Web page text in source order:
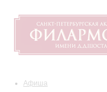
Афиша